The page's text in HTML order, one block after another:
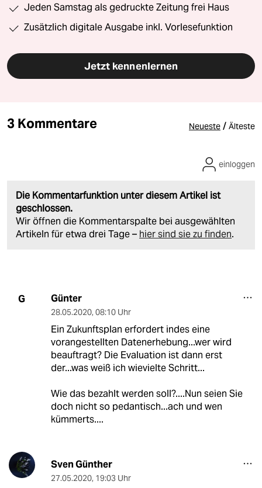
Jeden Samstag als gedruckte Zeitung frei Haus
Zusätzlich digitale Ausgabe inkl. Vorlesefunktion
Jetzt kennenlernen
3 Kommentare Neueste / Älteste
Die Kommentarfunktion unter diesem Artikel ist
geschlossen.
Wir öffnen die Kommentarspalte bei ausgewählten
Artikeln für etwa drei Tage – hier sind sie zu finden.
einloggen
G Günter
28.05.2020, 08:10 Uhr
Ein Zukunftsplan erfordert indes eine
vorangestellten Datenerhebung...wer wird
beauftragt? Die Evaluation ist dann erst
der...was weiß ich wievielte Schritt...
Wie das bezahlt werden soll?....Nun seien Sie
doch nicht so pedantisch...ach und wen
kümmerts....
Sven Günther
27.05.2020, 19:03 Uhr